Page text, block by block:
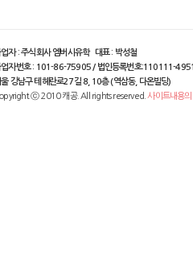
자 : 주식회사 엠버시유학 대표 : 박성철
업자번호 : 101-86-75905 / 법인등록번호:110111-
강남구 테헤란로27길 8, 10층 (역삼동, 다온빌딩)
ⓒ 2010 캐공. All rights reserved.사이트내용